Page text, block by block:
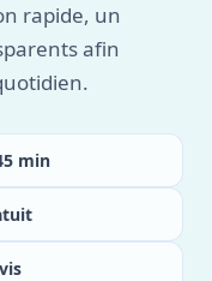
rapide, un
afin
min